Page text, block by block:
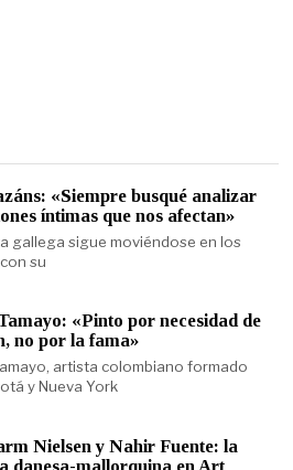
«Siempre busqué analizar
íntimas que nos afectan»
gallega sigue moviéndose en los
su
«Pinto por necesidad de
no por la fama»
artista colombiano formado
y Nueva York
Nielsen y Nahir Fuente: la